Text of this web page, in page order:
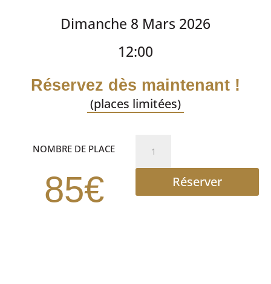
Dimanche 8 Mars 2026
12:00
Réservez dès maintenant !
(places limitées)
NOMBRE DE PLACE
85€
DEJEUNER
SPECTACLERéserver